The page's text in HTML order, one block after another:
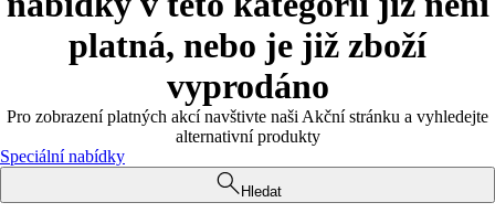
platná, nebo je již zboží
vyprodáno
Pro zobrazení platných akcí navštivte naši Akční stránku a vyhledejte
alternativní produkty
Speciální nabídky
Hledat